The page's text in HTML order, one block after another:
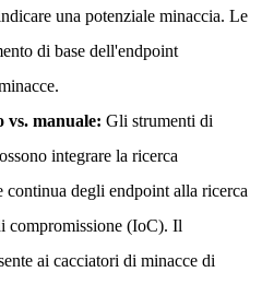
una potenziale minaccia. Le
di base dell'endpoint
vs. manuale: Gli strumenti di
integrare la ricerca
continua degli endpoint alla ricerca
compromissione (IoC). Il
ai cacciatori di minacce di